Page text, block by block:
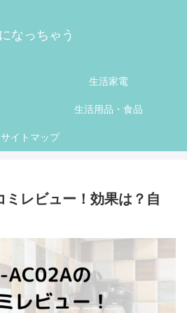
なっちゃう
生活家電
生活用品・食品
サイトマップ
ミレビュー！効果は？自